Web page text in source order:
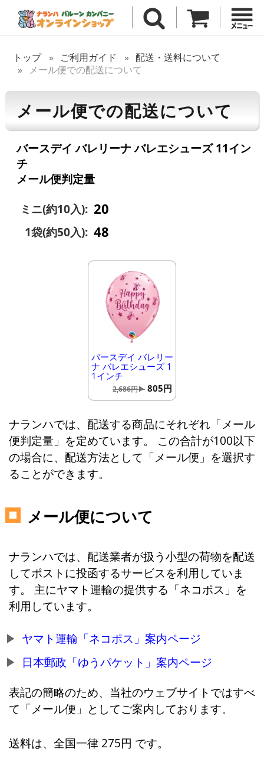
トップ ご利用ガイド
配送・送料について
メール便での配送について
メール便での配送について
バースデイ バレリーナ バレエシューズ 11イン
チ
メール便判定量
ミニ(約10入): 20
1袋(約50入): 48
バースデイ バレリー
ナ バレエシューズ 1
1インチ
2,686円▶ 805円
ナランハでは、配送する商品にそれぞれ「メール
便判定量」を定めています。 この合計が100以下
の場合に、配送方法として「メール便」を選択す
ることができます。
メール便について
ナランハでは、配送業者が扱う小型の荷物を配送
してポストに投函するサービスを利用していま
す。 主にヤマト運輸の提供する「ネコポス」を
利用しています。
ヤマト運輸「ネコポス」案内ページ
日本郵政「ゆうパケット」案内ページ
表記の簡略のため、当社のウェブサイトではすべ
て「メール便」としてご案内しております。
送料は、全国一律 275円 です。